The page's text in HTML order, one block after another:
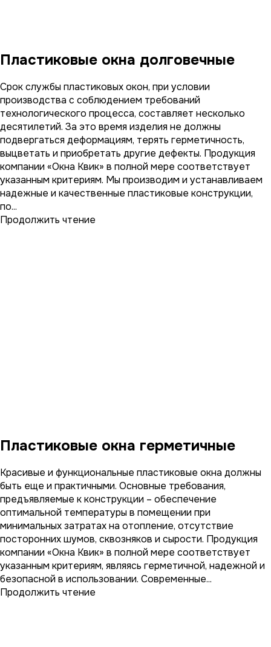
Пластиковые окна долговечные
Срок службы пластиковых окон, при условии
производства с соблюдением требований
технологического процесса, составляет несколько
десятилетий. За это время изделия не должны
подвергаться деформациям, терять герметичность,
выцветать и приобретать другие дефекты. Продукция
компании «Окна Квик» в полной мере соответствует
указанным критериям. Мы производим и устанавливаем
надежные и качественные пластиковые конструкции,
по...
Продолжить чтение
Пластиковые окна герметичные
Красивые и функциональные пластиковые окна должны
быть еще и практичными. Основные требования,
предъявляемые к конструкции – обеспечение
оптимальной температуры в помещении при
минимальных затратах на отопление, отсутствие
посторонних шумов, сквозняков и сырости. Продукция
компании «Окна Квик» в полной мере соответствует
указанным критериям, являясь герметичной, надежной и
безопасной в использовании. Современные...
Продолжить чтение